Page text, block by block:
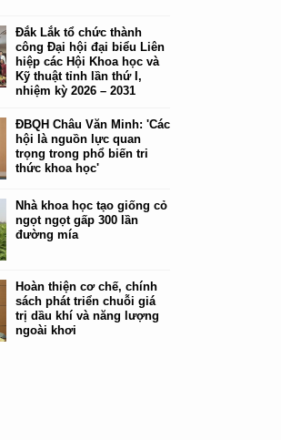
Đắk Lắk tổ chức thành
công Đại hội đại biểu Liên
hiệp các Hội Khoa học và
Kỹ thuật tỉnh lần thứ I,
nhiệm kỳ 2026 – 2031
ĐBQH Châu Văn Minh: 'Các
hội là nguồn lực quan
trọng trong phổ biến tri
thức khoa học'
Nhà khoa học tạo giống cỏ
ngọt ngọt gấp 300 lần
đường mía
Hoàn thiện cơ chế, chính
sách phát triển chuỗi giá
trị dầu khí và năng lượng
ngoài khơi